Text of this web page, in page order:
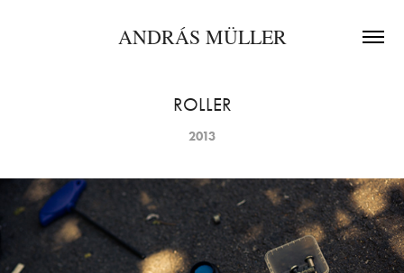
ANDRÁS MÜLLER
ROLLER
2013